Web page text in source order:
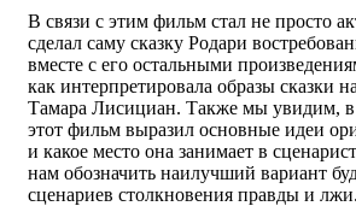
В связи с этим фильм стал не просто
сделал саму сказку Родари
вместе с его остальными
как интерпретировала образы сказки
Тамара Лисициан. Также мы увидим, в
этот фильм выразил основные идеи
и какое место она занимает в
нам обозначить наилучший вариант
сценариев столкновения правды и лжи.